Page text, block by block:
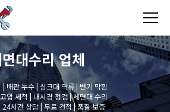
대수리업체
| 배관 누수 | 싱크대 역류 | 변기 막힘
압 세척 | 내시경 점검 | 세면대 수리
24시간 상담 | 무료 견적 | 품질 보증